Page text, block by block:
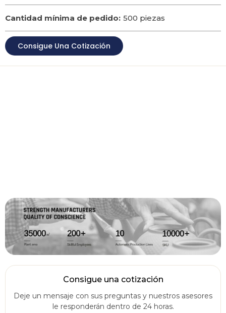
Cantidad mínima de pedido: 500 piezas
Consigue Una Cotización
Consigue una cotización
Deje un mensaje con sus preguntas y nuestros asesores
le responderán dentro de 24 horas.